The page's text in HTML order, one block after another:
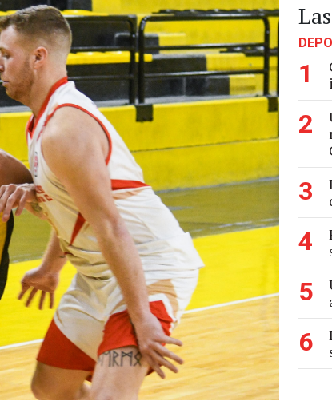
1
2
3
4
5
6